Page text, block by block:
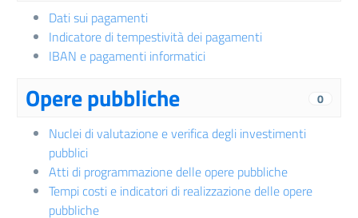
Dati sui pagamenti
Indicatore di tempestività dei pagamenti
IBAN e pagamenti informatici
0
Opere pubbliche
Nuclei di valutazione e verifica degli investimenti
pubblici
Atti di programmazione delle opere pubbliche
Tempi costi e indicatori di realizzazione delle opere
pubbliche